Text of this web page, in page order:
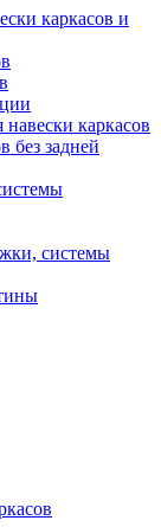
каркасов и
каркасов
без задней
системы